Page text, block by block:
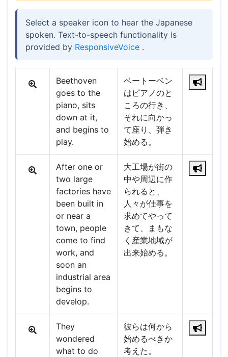
Select a speaker icon to hear the Japanese
spoken. Text-to-speech functionality is
provided by ResponsiveVoice .
Beethoven
goes to the
piano, sits
down at it,
and begins to
play.
ベートーベン
はピアノのと
ころの行き、
それに向かっ
て座り、弾き
始める。
After one or
two large
factories have
been built in
or near a
town, people
come to find
work, and
soon an
industrial area
begins to
develop.
大工場が街の
中や周辺に作
られると、
人々が仕事を
求めてやって
きて、まもな
く産業地域が
出来始める。
They
wondered
what to do
彼らは何から
始めるべきか
考えた。